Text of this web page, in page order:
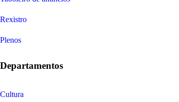
Rexistro
Plenos
Departamentos
Cultura